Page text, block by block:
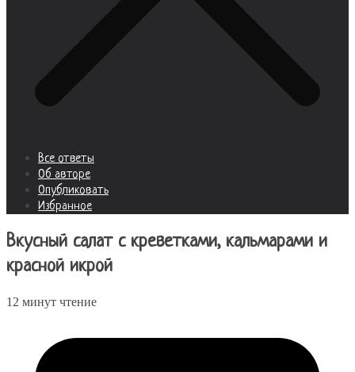
Все ответы
Об авторе
Опубликовать
Избранное
Вкусный салат с креветками, кальмарами и
красной икрой
12 минут чтение